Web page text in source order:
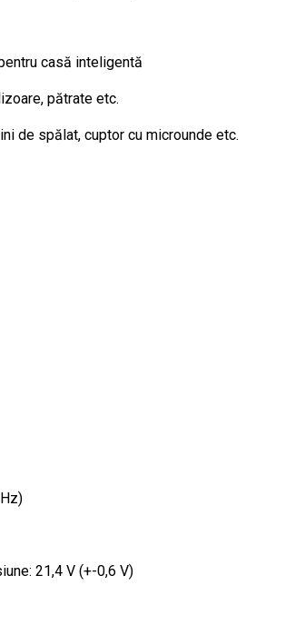
casă inteligentă
pătrate etc.
de spălat, cuptor cu microunde etc.
21,4 V (+-0,6 V)